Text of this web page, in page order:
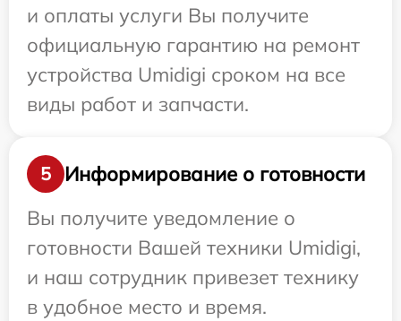
и оплаты услуги Вы получите
официальную гарантию на ремонт
устройства Umidigi сроком на все
виды работ и запчасти.
5
Информирование о готовности
Вы получите уведомление о
готовности Вашей техники Umidigi,
и наш сотрудник привезет технику
в удобное место и время.